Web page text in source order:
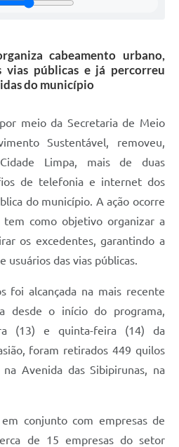
cabeamento urbano,
vias públicas e já percorreu
do município
meio da Secretaria de Meio
Sustentável, removeu,
Limpa, mais de duas
de telefonia e internet dos
do município. A ação ocorre
tem como objetivo organizar a
os excedentes, garantindo a
usuários das vias públicas.
foi alcançada na mais recente
desde o início do programa,
(13) e quinta-feira (14) da
foram retirados 449 quilos
Avenida das Sibipirunas, na
conjunto com empresas de
de 15 empresas do setor